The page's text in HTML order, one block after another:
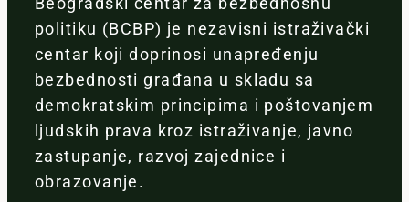
politiku (BCBP) je nezavisni istraživački
centar koji doprinosi unapređenju
bezbednosti građana u skladu sa
demokratskim principima i poštovanjem
ljudskih prava kroz istraživanje, javno
zastupanje, razvoj zajednice i
obrazovanje.